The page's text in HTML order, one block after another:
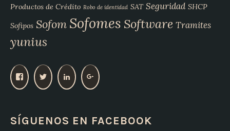
Productos de Crédito Robo de identidad SAT Seguridad SHCP
Sofipos Sofom Sofomes Software Tramites
yunius
V
p
e
V
e
V
e
V
SÍGUENOS EN FACEBOOK